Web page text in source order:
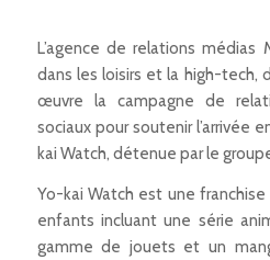
L’agence de relations médias
dans les loisirs et la high-tech,
œuvre la campagne de
sociaux pour soutenir l’arrivée
kai Watch, détenue par le
Yo-kai Watch est une
enfants incluant une série
gamme de jouets et un